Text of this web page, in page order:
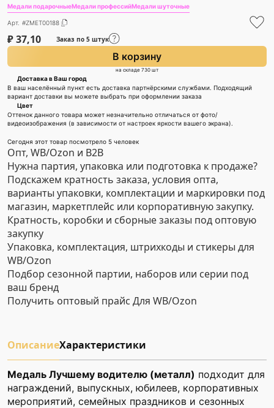
Медали подарочныеМедали профессийМедали шуточные
Арт. #ZMET00188
₽37,10 Заказ по 5 штук
В корзину
на складе 730 шт
Доставка в Ваш город
В ваш населённый пункт есть доставка партнёрскими службами. Подходящий
вариант доставки вы можете выбрать при оформлении заказа
Цвет
Оттенок данного товара может незначительно отличаться от фото/
видеоизображения (в зависимости от настроек яркости вашего экрана).
Сегодня этот товар посмотрело 5 человек
Опт, WB/Ozon и B2B
Нужна партия, упаковка или подготовка к продаже?
Подскажем кратность заказа, условия опта,
варианты упаковки, комплектации и маркировки под
магазин, маркетплейс или корпоративную закупку.
Кратность, коробки и сборные заказы под оптовую
закупку
Упаковка, комплектация, штрихкоды и стикеры для
WB/Ozon
Подбор сезонной партии, наборов или серии под
ваш бренд
Получить оптовый прайс Для WB/Ozon
ОписаниеХарактеристики
Медаль Лучшему водителю (металл) подходит для
награждений, выпускных, юбилеев, корпоративных
мероприятий, семейных праздников и сезонных